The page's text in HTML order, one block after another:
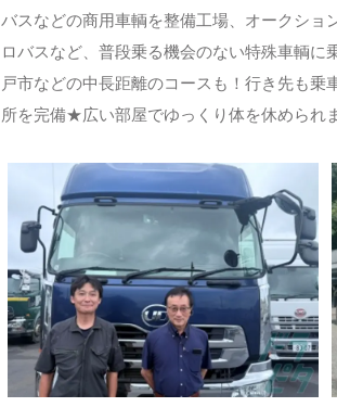
バスなどの商用車輌を整備工場、オークショ
ロバスなど、普段乗る機会のない特殊車輌
戸市などの中長距離のコースも！行き先も
所を完備★広い部屋でゆっくり体を休めら